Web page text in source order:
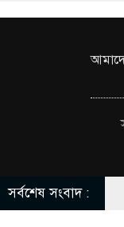
সর্বশেষ সংবাদ :